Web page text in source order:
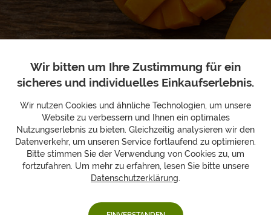
Unsere Stärken sind Ihre
Vorteile!
frei wählbares Wunschlayoutfür Ihre Geschenkbox
vielfältige Grußkartenmotive für Ihreindividuellen Grüße
eigenes Fotoim Passepartout beizulegen
hinzufügen
Wir bitten um Ihre Zustimmung für ein
sicheres und individuelles Einkaufserlebnis.
Wir nutzen Cookies und ähnliche Technologien, um unsere
Website zu verbessern und Ihnen ein optimales
Nutzungserlebnis zu bieten. Gleichzeitig analysieren wir den
Datenverkehr, um unseren Service fortlaufend zu optimieren.
Bitte stimmen Sie der Verwendung von Cookies zu, um
fortzufahren. Um mehr zu erfahren, lesen Sie bitte unsere
Datenschutzerklärung.